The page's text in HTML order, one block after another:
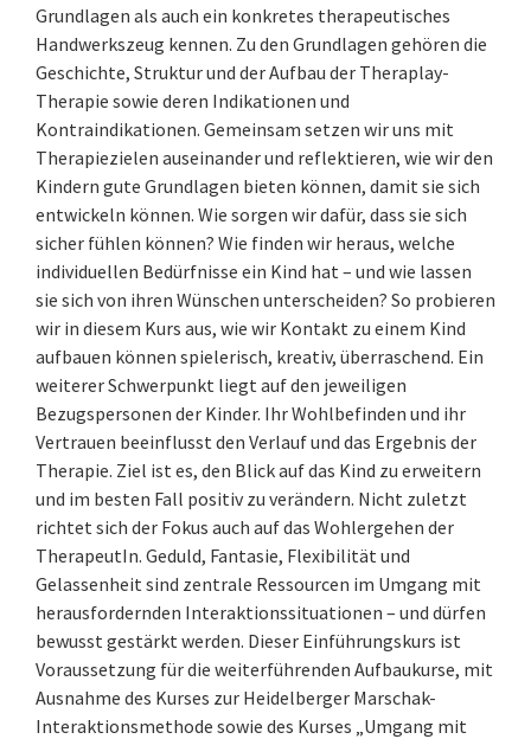
Grundlagen als auch ein konkretes therapeutisches
Handwerkszeug kennen. Zu den Grundlagen gehören die
Geschichte, Struktur und der Aufbau der Theraplay-
Therapie sowie deren Indikationen und
Kontraindikationen. Gemeinsam setzen wir uns mit
Therapiezielen auseinander und reflektieren, wie wir den
Kindern gute Grundlagen bieten können, damit sie sich
entwickeln können. Wie sorgen wir dafür, dass sie sich
sicher fühlen können? Wie finden wir heraus, welche
individuellen Bedürfnisse ein Kind hat – und wie lassen
sie sich von ihren Wünschen unterscheiden? So probieren
wir in diesem Kurs aus, wie wir Kontakt zu einem Kind
aufbauen können spielerisch, kreativ, überraschend. Ein
weiterer Schwerpunkt liegt auf den jeweiligen
Bezugspersonen der Kinder. Ihr Wohlbefinden und ihr
Vertrauen beeinflusst den Verlauf und das Ergebnis der
Therapie. Ziel ist es, den Blick auf das Kind zu erweitern
und im besten Fall positiv zu verändern. Nicht zuletzt
richtet sich der Fokus auch auf das Wohlergehen der
TherapeutIn. Geduld, Fantasie, Flexibilität und
Gelassenheit sind zentrale Ressourcen im Umgang mit
herausfordernden Interaktionssituationen – und dürfen
bewusst gestärkt werden. Dieser Einführungskurs ist
Voraussetzung für die weiterführenden Aufbaukurse, mit
Ausnahme des Kurses zur Heidelberger Marschak-
Interaktionsmethode sowie des Kurses „Umgang mit